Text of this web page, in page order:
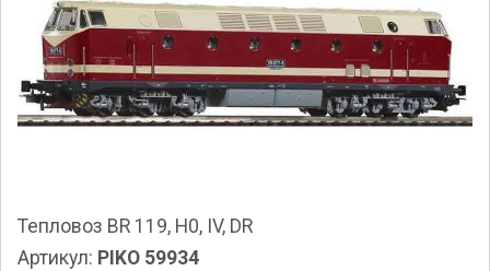
Тепловоз BR 119, H0, IV, DR
Артикул: PIKO 59934